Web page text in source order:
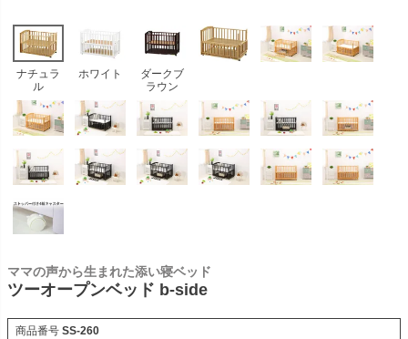
ナチュラ
ル
ホワイト
ダークブ
ラウン
ママの声から生まれた添い寝ベッド
ツーオープンベッド b-side
商品番号 SS-260